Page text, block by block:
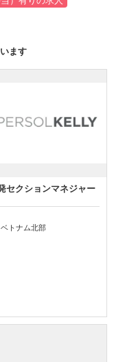
ます
セクションマネジャー
トナム北部